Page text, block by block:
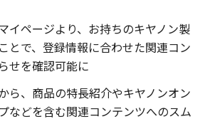
イページより、お持ちのキヤノン製
とで、登録情報に合わせた関連コン
せを確認可能に
ら、商品の特長紹介やキヤノンオン
などを含む関連コンテンツへのスム